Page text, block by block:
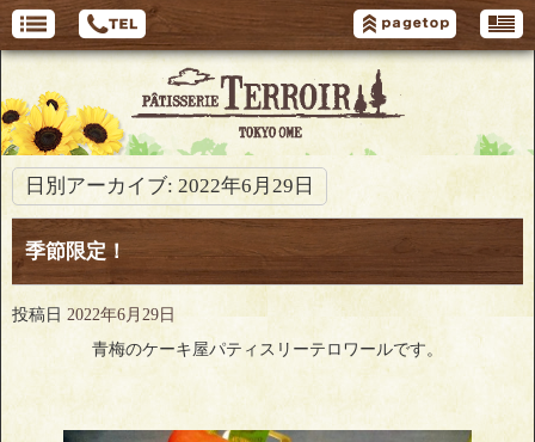
日別アーカイブ: 2022年6月29日
季節限定！
投稿日 2022年6月29日
青梅のケーキ屋パティスリーテロワールです。